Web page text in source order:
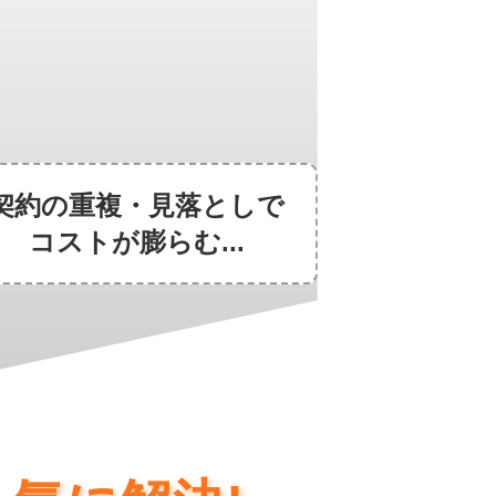
約の重複・見落としで
コストが膨らむ...